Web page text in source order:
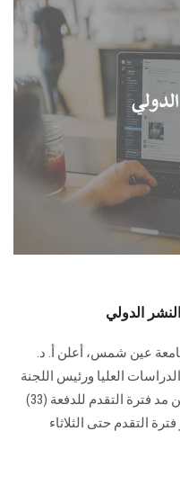
عين شمس، أعلن أ. د.
العليا ورئيس اللجنة
العليا لمكافأة النشر الدولي بالجامعة عن مد فترة التقدم للدفعة (33)
التقدم حتى الثلاثاء